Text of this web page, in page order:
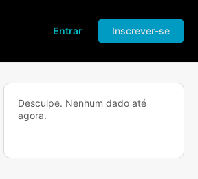
Entrar Inscrever-se
Desculpe. Nenhum dado até
agora.